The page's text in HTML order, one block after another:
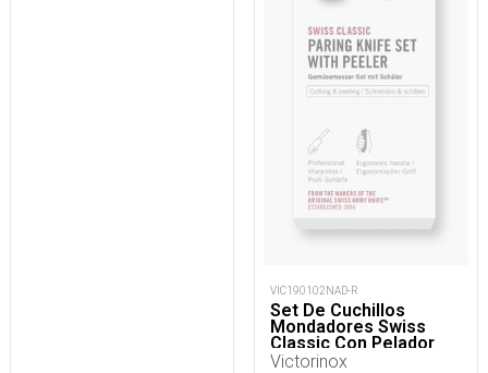
VIC190102NAD-R
Set De Cuchillos
Mondadores Swiss
Classic Con Pelador
Victorinox